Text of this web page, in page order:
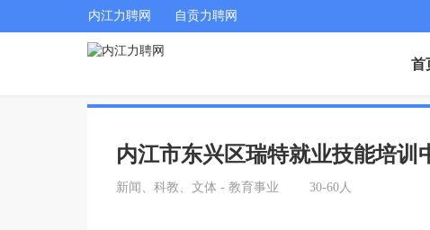
内江力聘网 自贡力聘网
首
内江市东兴区瑞特就业技能培训
新闻、科教、文体 - 教育事业 30-60人